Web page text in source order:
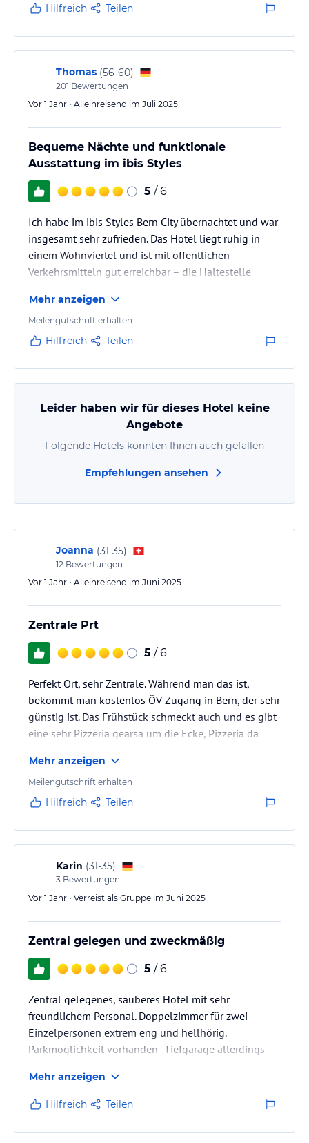
Hilfreich Teilen
Thomas (56-60)
201 Bewertungen
Vor 1 Jahr • Alleinreisend im Juli 2025
Bequeme Nächte und funktionale
Ausstattung im ibis Styles
5 / 6
Ich habe im ibis Styles Bern City übernachtet und war
insgesamt sehr zufrieden. Das Hotel liegt ruhig in
einem Wohnviertel und ist mit öffentlichen
Verkehrsmitteln gut erreichbar – die Haltestelle
Altstadt von Bern ist in rund 15 Minuten zu Fuß oder
5 Minuten mit dem Tram erreichbar.
Mehr anzeigen
Meilengutschrift erhalten
Hilfreich Teilen
Leider haben wir für dieses Hotel keine
Angebote
Folgende Hotels könnten Ihnen auch gefallen
Empfehlungen ansehen
Joanna (31-35)
12 Bewertungen
Vor 1 Jahr • Alleinreisend im Juni 2025
Zentrale Prt
5 / 6
Perfekt Ort, sehr Zentrale. Während man das ist,
bekommt man kostenlos ÖV Zugang in Bern, der sehr
günstig ist. Das Frühstück schmeckt auch und es gibt
eine sehr Pizzeria gearsa um die Ecke, Pizzeria da
Mehr anzeigen
Meilengutschrift erhalten
Hilfreich Teilen
Karin (31-35)
3 Bewertungen
Vor 1 Jahr • Verreist als Gruppe im Juni 2025
Zentral gelegen und zweckmäßig
5 / 6
Zentral gelegenes, sauberes Hotel mit sehr
freundlichem Personal. Doppelzimmer für zwei
Einzelpersonen extrem eng und hellhörig.
Parkmöglichkeit vorhanden- Tiefgarage allerdings
Mehr anzeigen
Hilfreich Teilen